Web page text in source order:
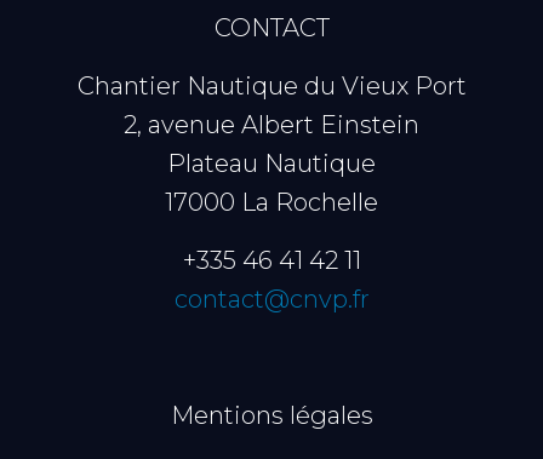
CONTACT
Chantier Nautique du Vieux Port
2, avenue Albert Einstein
Plateau Nautique
17000 La Rochelle
+335 46 41 42 11
contact@cnvp.fr
Mentions légales